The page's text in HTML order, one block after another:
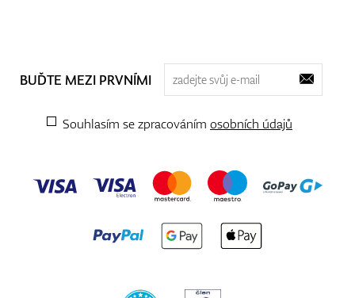
BUĎTE MEZI PRVNÍMI
Souhlasím se zpracováním osobních údajů